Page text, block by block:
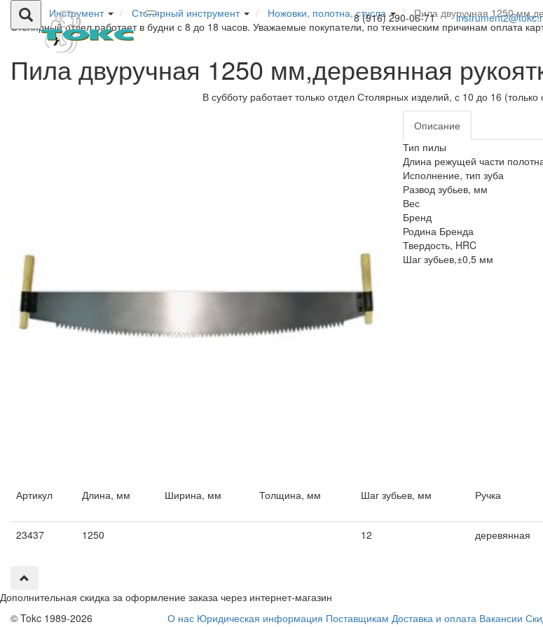
8 (916) 290-06-71
Инструмент Столярный инструмент Ножовки, полотна, стусла
Пила двуручная 1250
Столярный отдел работает в будни с 8 до 18 часов. Уважаемые покупатели, по техническим причинам оплата
Пила двуручная 1250 мм,деревянная
В субботу работает только отдел Столярных изделий, с 10 до 16
Описание
Тип пилы
Длина режущей части
Исполнение, тип зуба
Развод зубьев, мм
Вес
Бренд
Родина Бренда
Твердость, HRC
Шаг зубьев,±0,5 мм
Артикул Длина, мм Ширина, мм Толщина, мм Шаг зубьев, мм Ручка
23437 1250 12 деревянная
Дополнительная скидка за оформление заказа через интернет-магазин
© Tokc 1989-2026
О нас Юридическая информация Поставщикам Доставка и оплата Вакансии